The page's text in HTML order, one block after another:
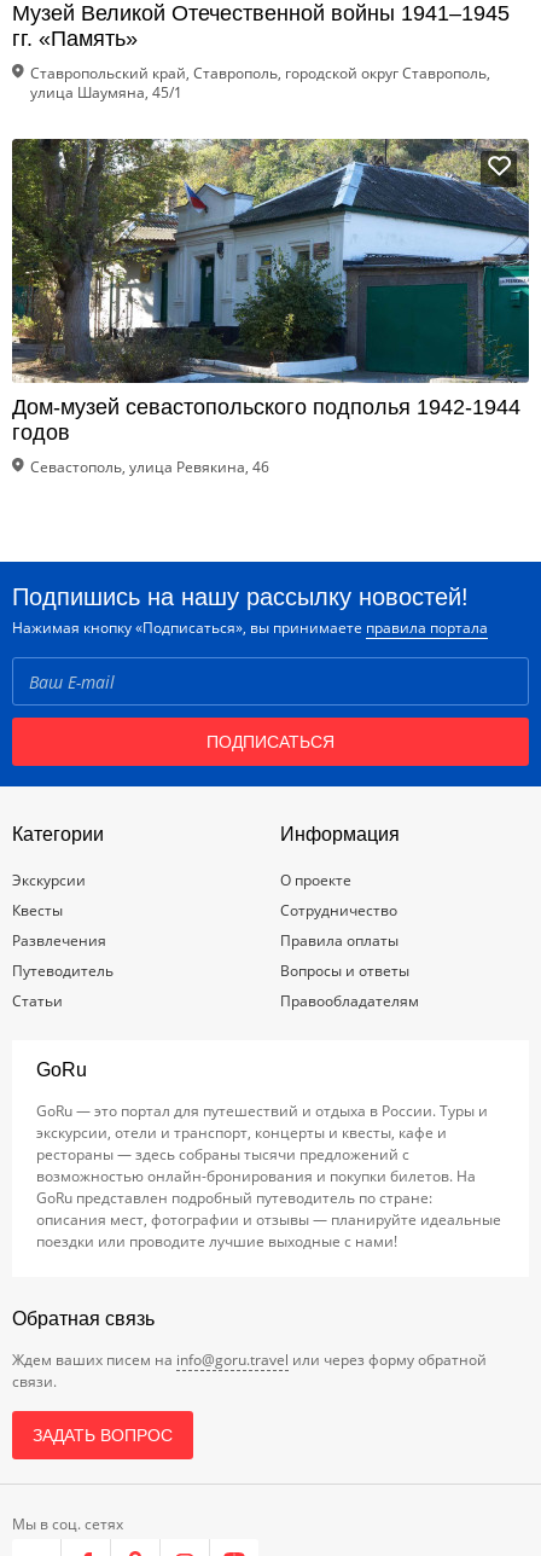
Музей Великой Отечественной войны 1941–1945
гг. «Память»
Ставропольский край, Ставрополь, городской округ Ставрополь,
улица Шаумяна, 45/1
Дом-музей севастопольского подполья 1942-1944
годов
Севастополь, улица Ревякина, 46
Подпишись на нашу рассылку новостей!
Нажимая кнопку «Подписаться», вы принимаете правила портала
ПОДПИСАТЬСЯ
Категории
Экскурсии
Квесты
Развлечения
Путеводитель
Статьи
Информация
О проекте
Сотрудничество
Правила оплаты
Вопросы и ответы
Правообладателям
GoRu
GoRu — это портал для путешествий и отдыха в России. Туры и
экскурсии, отели и транспорт, концерты и квесты, кафе и
рестораны — здесь собраны тысячи предложений с
возможностью онлайн-бронирования и покупки билетов. На
GoRu представлен подробный путеводитель по стране:
описания мест, фотографии и отзывы — планируйте идеальные
поездки или проводите лучшие выходные с нами!
Обратная связь
Ждем ваших писем на info@goru.travel или через форму обратной
связи.
ЗАДАТЬ ВОПРОС
Мы в соц. сетях